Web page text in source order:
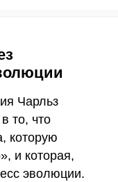
Чарльз
то, что
которую
и которая,
эволюции.